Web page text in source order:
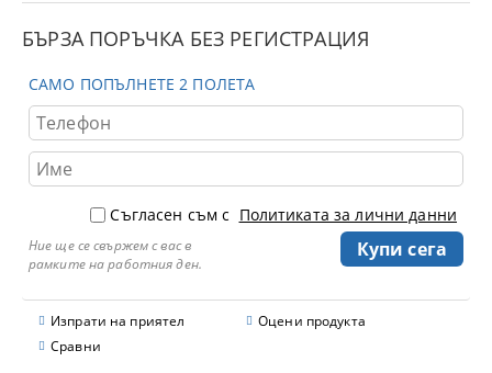
БЪРЗА ПОРЪЧКА БЕЗ РЕГИСТРАЦИЯ
САМО ПОПЪЛНЕТЕ 2 ПОЛЕТА
Съгласен съм с Политиката за лични данни
Ние ще се свържем с вас в
рамките на работния ден.
Изпрати на приятел
Оцени продукта
Сравни